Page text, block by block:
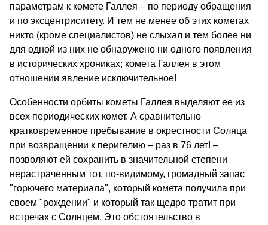
параметрам к комете Галлея – по периоду обращения
и по эксцентриситету. И тем не менее об этих кометах
никто (кроме специалистов) не слыхал и тем более ни
для одной из них не обнаружено ни одного появления
в исторических хрониках; комета Галлея в этом
отношении явление исключительное!
Особенности орбиты кометы Галлея выделяют ее из
всех периодических комет. А сравнительно
кратковременное пребывание в окрестности Солнца
при возвращении к перигелию – раз в 76 лет! –
позволяют ей сохранить в значительной степени
нерастраченным тот, по-видимому, громадный запас
"горючего материала", который комета получила при
своем "рождении" и который так щедро тратит при
встречах с Солнцем. Это обстоятельство в